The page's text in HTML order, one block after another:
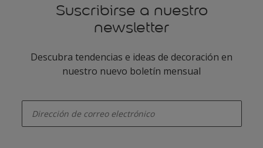
Suscribirse a nuestro
newsletter
Descubra tendencias e ideas de decoración en
nuestro nuevo boletín mensual